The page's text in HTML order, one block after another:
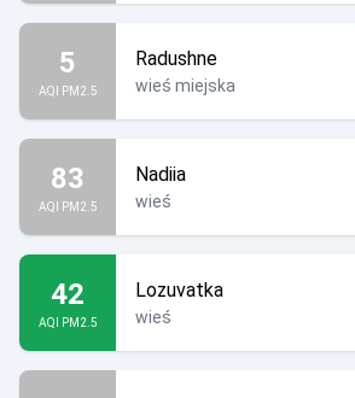
5
AQI PM2.5
Radushne
wieś miejska
83
AQI PM2.5
Nadiia
wieś
42
AQI PM2.5
Lozuvatka
wieś